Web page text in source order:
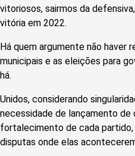
vitoriosos, sairmos da
vitória em 2022.
Há quem argumente não haver
municipais e as eleições para
há.
Unidos, considerando
necessidade de lançamento de
fortalecimento de cada partido,
disputas onde elas